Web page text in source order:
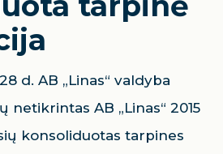
d. AB „Linas“ valdyba
AB „Linas“ 2015
konsoliduotas tarpines